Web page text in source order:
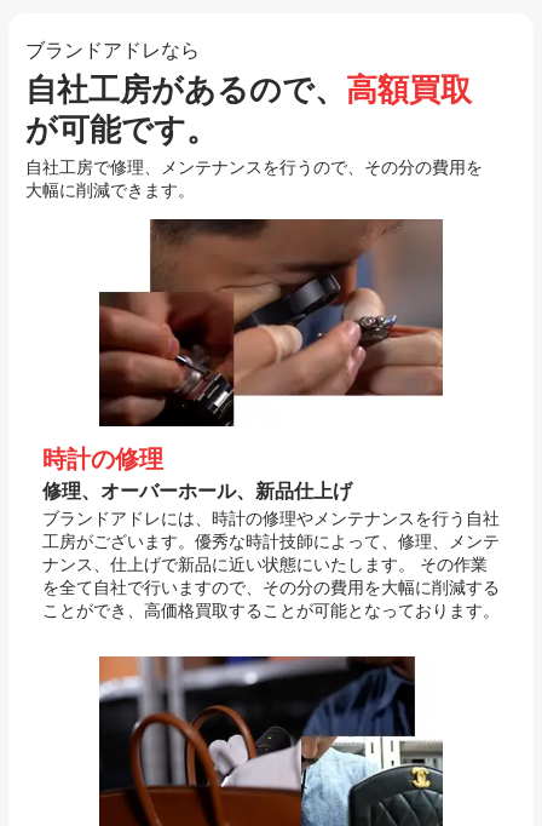
ブランドアドレなら
自社工房があるので、 高額買取
が可能です。
自社工房で修理、メンテナンスを行うので、その分の費用を
大幅に削減できます。
時計の修理
修理、オーバーホール、新品仕上げ
ブランドアドレには、時計の修理やメンテナンスを行う自社
工房がございます。優秀な時計技師によって、修理、メンテ
ナンス、仕上げで新品に近い状態にいたします。 その作業
を全て自社で行いますので、その分の費用を大幅に削減する
ことができ、高価格買取することが可能となっております。